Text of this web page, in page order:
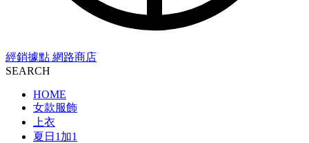
經銷據點 網路商店
SEARCH
HOME
女款服飾
上衣
夏日1加1